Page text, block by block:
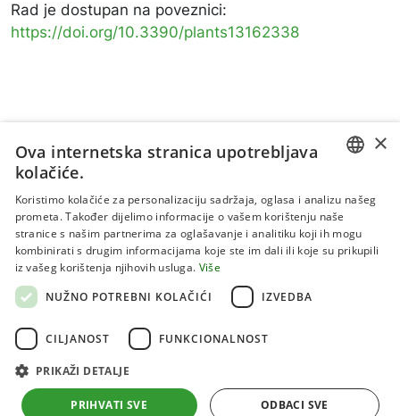
Rad je dostupan na poveznici:
https://doi.org/10.3390/plants13162338
Uvjeti korištenja
Politika privatnosti
Kolačići
melioraciju krša
ENGLISH
×
Ova internetska stranica upotrebljava
kolačiće.
Koristimo kolačiće za personalizaciju sadržaja, oglasa i analizu našeg
prometa. Također dijelimo informacije o vašem korištenju naše
stranice s našim partnerima za oglašavanje i analitiku koji ih mogu
kombinirati s drugim informacijama koje ste im dali ili koje su prikupili
iz vašeg korištenja njihovih usluga. Više
NUŽNO POTREBNI KOLAČIĆI
IZVEDBA
CILJANOST FUNKCIONALNOST
PRIKAŽI DETALJE
PRIHVATI SVE ODBACI SVE